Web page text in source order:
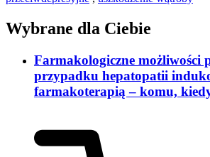
Wybrane dla Ciebie
Farmakologiczne możliwości
przypadku hepatopatii
farmakoterapią – komu,